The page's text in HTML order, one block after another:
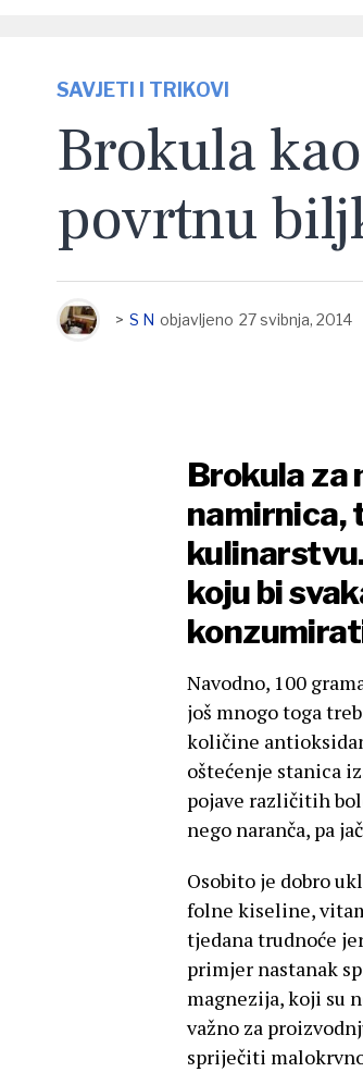
SAVJETI I TRIKOVI
Brokula
povrtnu
> S N objavljeno 27 svibnja, 2014
Brokula za
namirnica,
koju bi
Navodno, 100
još mnogo toga
količine
oštećenje stanica
pojave različitih
nego naranča, pa
Osobito je dobro
folne kiseline,
tjedana trudnoće
primjer nastanak
magnezija, koji su
važno za
spriječiti